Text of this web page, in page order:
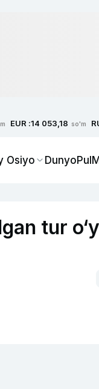
EUR :14 053,18 so'm
Osiyo DunyoPul
tur